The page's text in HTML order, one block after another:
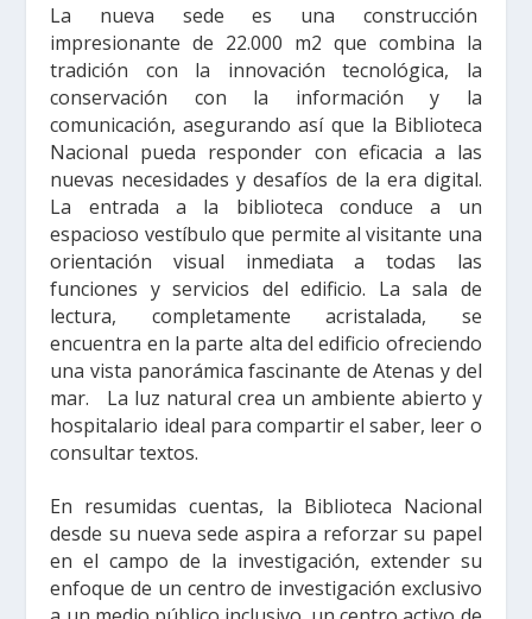
La nueva sede es una construcción
impresionante de 22.000 m2 que combina la
tradición con la innovación tecnológica, la
conservación con la información y la
comunicación, asegurando así que la Biblioteca
Nacional pueda responder con eficacia a las
nuevas necesidades y desafíos de la era digital.
La entrada a la biblioteca conduce a un
espacioso vestíbulo que permite al visitante una
orientación visual inmediata a todas las
funciones y servicios del edificio. La sala de
lectura, completamente acristalada, se
encuentra en la parte alta del edificio ofreciendo
una vista panorámica fascinante de Atenas y del
mar. La luz natural crea un ambiente abierto y
hospitalario ideal para compartir el saber, leer o
consultar textos.
En resumidas cuentas, la Biblioteca Nacional
desde su nueva sede aspira a reforzar su papel
en el campo de la investigación, extender su
enfoque de un centro de investigación exclusivo